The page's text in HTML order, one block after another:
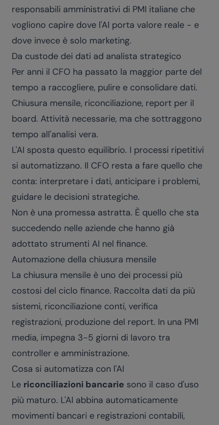
responsabili amministrativi di PMI italiane che
vogliono capire dove l'AI porta valore reale - e
dove invece è solo marketing.
Da custode dei dati ad analista strategico
Per anni il CFO ha passato la maggior parte del
tempo a raccogliere, pulire e consolidare dati.
Chiusura mensile, riconciliazione, report per il
board. Attività necessarie, ma che sottraggono
tempo all'analisi vera.
L'AI sposta questo equilibrio. I processi ripetitivi
si automatizzano. Il CFO resta a fare quello che
conta: interpretare i dati, anticipare i problemi,
guidare le decisioni strategiche.
Non è una promessa astratta. È quello che sta
succedendo nelle aziende che hanno già
adottato strumenti AI nel finance.
Automazione della chiusura mensile
La chiusura mensile è uno dei processi più
costosi del ciclo finance. Raccolta dati da più
sistemi, riconciliazione conti, verifica
registrazioni, produzione del report. In una PMI
media, impegna 3-5 giorni di lavoro tra
controller e amministrazione.
Cosa si automatizza con l'AI
Le riconciliazioni bancarie sono il caso d'uso
più maturo. L'AI abbina automaticamente
movimenti bancari e registrazioni contabili,